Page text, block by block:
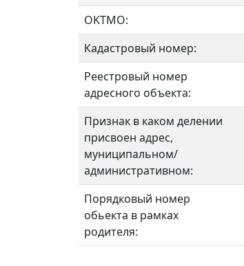
OKTMO:
Кадастровый номер:
Реестровый номер
адресного объекта:
Признак в каком делении
присвоен адрес,
муниципальном/
административном:
Порядковый номер
обьекта в рамках
родителя: